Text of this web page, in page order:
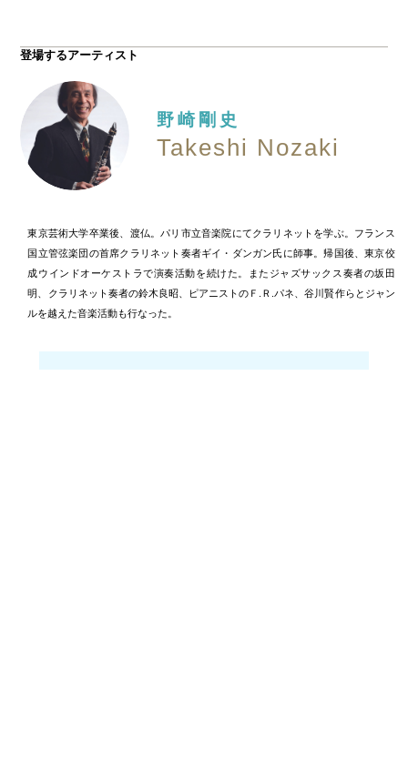
登場するアーティスト
野崎剛史
Takeshi Nozaki
東京芸術大学卒業後、渡仏。パリ市立音楽院にてクラリネットを学ぶ。フランス
国立管弦楽団の首席クラリネット奏者ギイ・ダンガン氏に師事。帰国後、東京佼
成ウインドオーケストラで演奏活動を続けた。またジャズサックス奏者の坂田
明、クラリネット奏者の鈴木良昭、ピアニストのＦ.Ｒ.パネ、谷川賢作らとジャン
ルを越えた音楽活動も行なった。